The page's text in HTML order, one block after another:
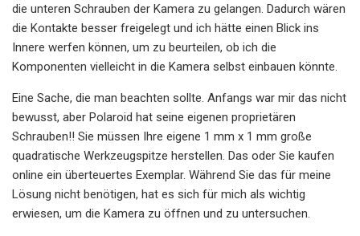
die unteren Schrauben der Kamera zu gelangen. Dadurch wären
die Kontakte besser freigelegt und ich hätte einen Blick ins
Innere werfen können, um zu beurteilen, ob ich die
Komponenten vielleicht in die Kamera selbst einbauen könnte.
Eine Sache, die man beachten sollte. Anfangs war mir das nicht
bewusst, aber Polaroid hat seine eigenen proprietären
Schrauben!! Sie müssen Ihre eigene 1 mm x 1 mm große
quadratische Werkzeugspitze herstellen. Das oder Sie kaufen
online ein überteuertes Exemplar. Während Sie das für meine
Lösung nicht benötigen, hat es sich für mich als wichtig
erwiesen, um die Kamera zu öffnen und zu untersuchen.